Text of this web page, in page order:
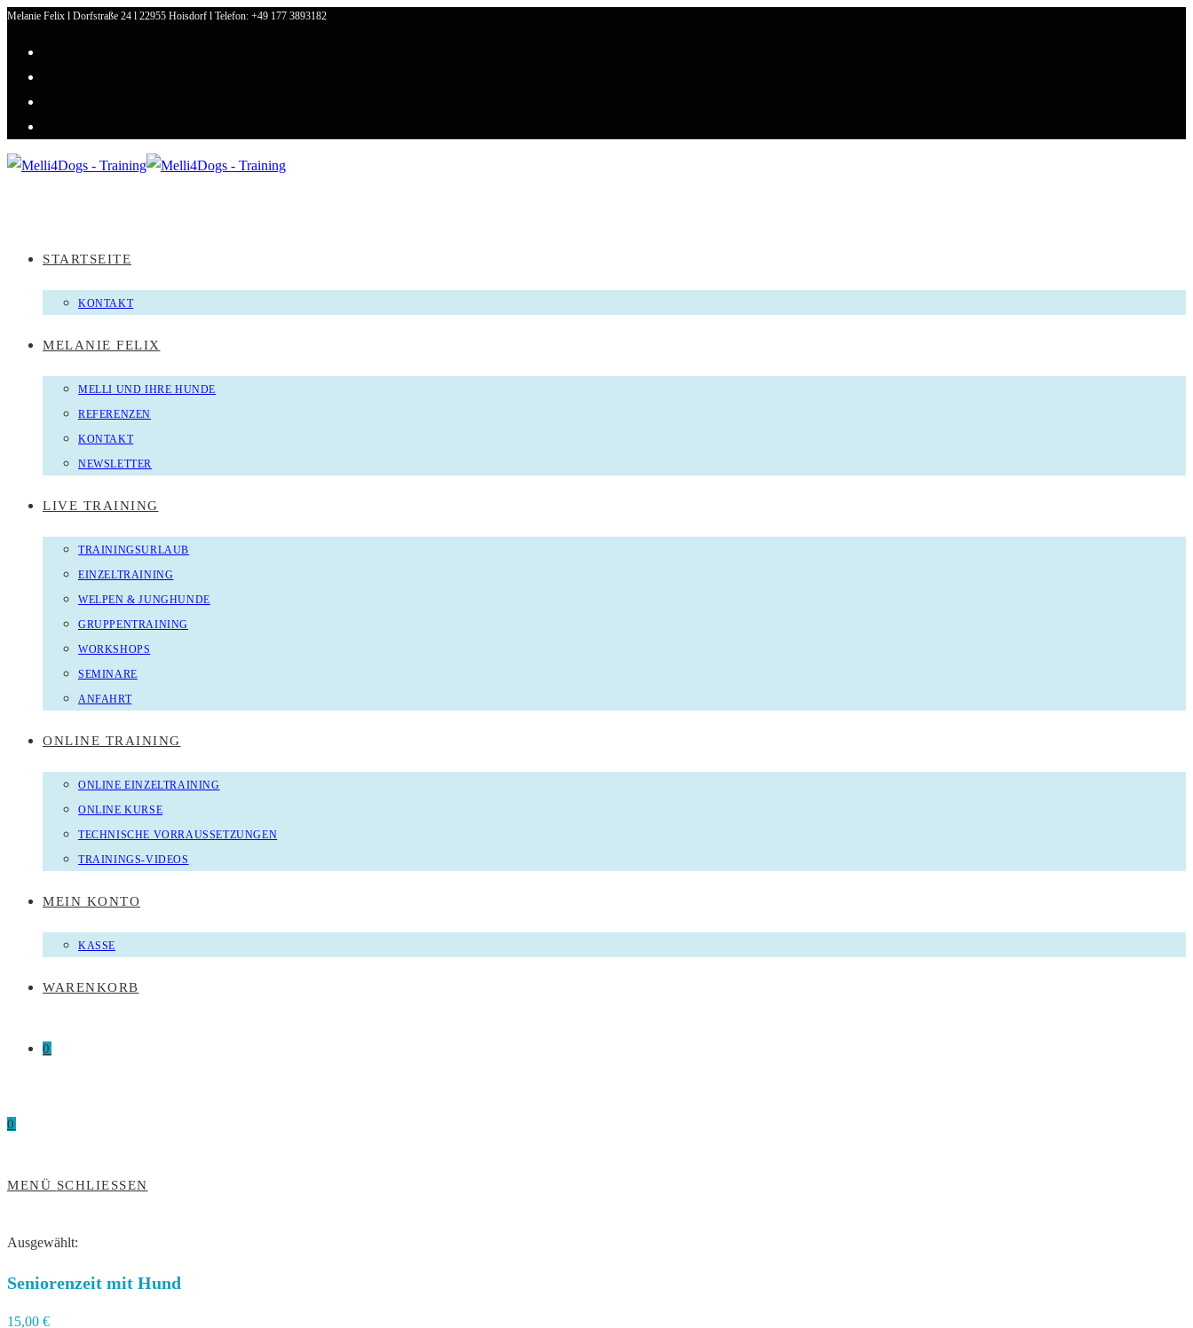
Zum
Melanie Felix l Dorfstraße 24 l 22955 Hoisdorf l Telefon: +49 177 3893182
STARTSEITE
KONTAKT
MELANIE FELIX
MELLI UND IHRE HUNDE
REFERENZEN
KONTAKT
NEWSLETTER
LIVE TRAINING
TRAININGSURLAUB
EINZELTRAINING
WELPEN & JUNGHUNDE
GRUPPENTRAINING
WORKSHOPS
SEMINARE
ANFAHRT
ONLINE TRAINING
ONLINE EINZELTRAINING
ONLINE KURSE
TECHNISCHE VORRAUSSETZUNGEN
TRAININGS-VIDEOS
MEIN KONTO
KASSE
WARENKORB
0
0
MENÜ SCHLIESSEN
Ausgewählt:
Seniorenzeit mit Hund
15,00 €